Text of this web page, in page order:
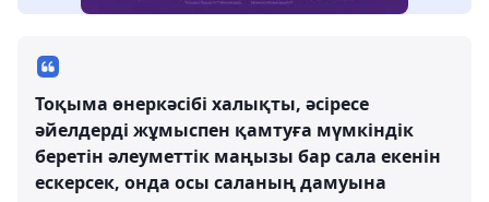
Тоқыма өнеркәсібі халықты, әсіресе
әйелдерді жұмыспен қамтуға мүмкіндік
беретін әлеуметтік маңызы бар сала екенін
ескерсек, онда осы саланың дамуына